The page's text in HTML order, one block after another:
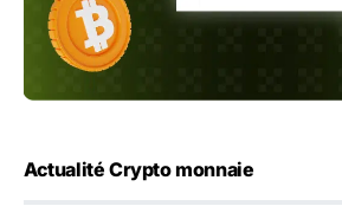
Actualité Crypto monnaie